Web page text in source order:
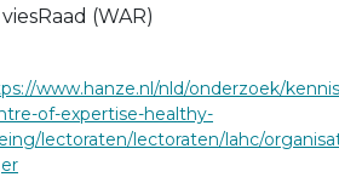
(WAR)
www.hanze.nl/nld/onderzoek/
of-expertise-healthy-
lectoraten/lectoraten/lahc/